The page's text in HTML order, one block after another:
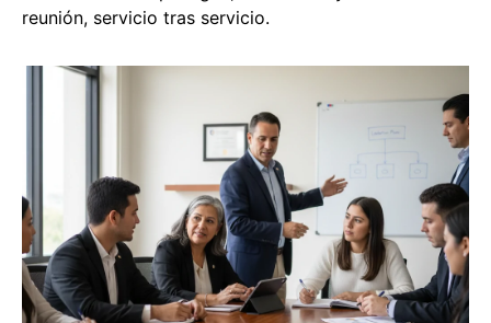
reunión, servicio tras servicio.